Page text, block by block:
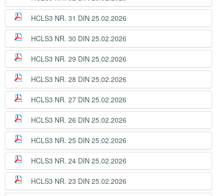
HCLS3 NR. 31 DIN 25.02.2026
HCLS3 NR. 30 DIN 25.02.2026
HCLS3 NR. 29 DIN 25.02.2026
HCLS3 NR. 28 DIN 25.02.2026
HCLS3 NR. 27 DIN 25.02.2026
HCLS3 NR. 26 DIN 25.02.2026
HCLS3 NR. 25 DIN 25.02.2026
HCLS3 NR. 24 DIN 25.02.2026
HCLS3 NR. 23 DIN 25.02.2026